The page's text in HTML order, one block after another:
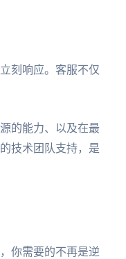
刻响应。客服不仅
的能力、以及在最
技术团队支持，是
你需要的不再是逆